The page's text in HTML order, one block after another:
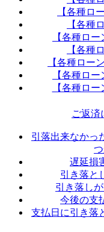
【各種ロ
【各種
【各種ロ
【各種
【各種ロー
【各種ロ
【各種ロ
ご返済
引落出来なかっ
遅延損
引き落と
引き落し
今後の支
支払日に引き落